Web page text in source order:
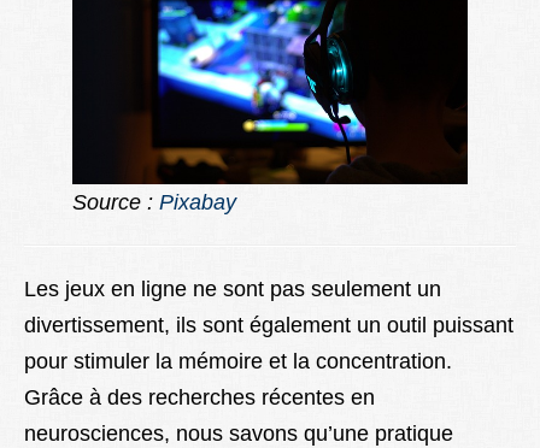
Source : Pixabay
Les jeux en ligne ne sont pas seulement un
divertissement, ils sont également un outil puissant
pour stimuler la mémoire et la concentration.
Grâce à des recherches récentes en
neurosciences, nous savons qu’une pratique